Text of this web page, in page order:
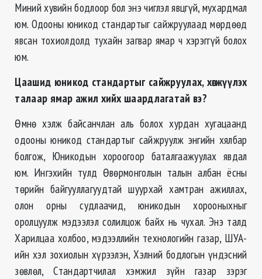
Миний хувийн бодлоор бол энэ чиглэл явцгүй, мухардмал
юм. Одооны юникод стандартыг сайжруулаад мөрдөөд
явсан тохиолдолд тухайн загвар ямар ч хэрэггүй болох
юм.
Цаашид юникод стандартыг сайжруулах, хөгжүүлэх
талаар ямар ажил хийх шаардлагатай вэ?
Өмнө хэлж байсанчлан аль болох хурдан хугацаанд
одооны юникод стандартыг сайжруулж энгийн хялбар
болгож, Юникодын хороогоор баталгаажуулах явдал
юм. Ингэхийн тулд Өвөрмонголын талын албан ёсны
төрийн байгууллагуудтай шуурхай хамтран ажиллах,
олон орны судлаачид, юникодын хорооныхныг
оролцуулж мэдээлэл солилцож байх нь чухал. Энэ талд
Харилцаа холбоо, мэдээллийн технологийн газар, ШУА-
ийн хэл зохиолын хүрээлэн, Хэлний бодлогын үндэсний
зөвлөл, Стандартчилал хэмжил зүйн газар зэрэг